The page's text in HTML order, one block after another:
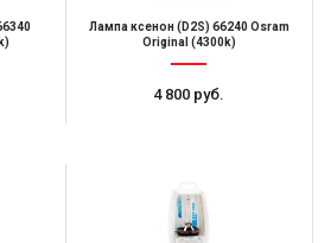
Лампа ксенон (D2S) 66240 Osram
Original (4300k)
4 800 руб.